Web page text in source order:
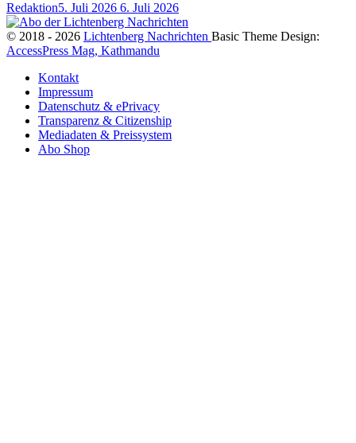
Redaktion5. Juli 2026 6. Juli 2026
© 2018 - 2026 Lichtenberg Nachrichten Basic Theme Design:
AccessPress Mag, Kathmandu
Kontakt
Impressum
Datenschutz & ePrivacy
Transparenz & Citizenship
Mediadaten & Preissystem
Abo Shop